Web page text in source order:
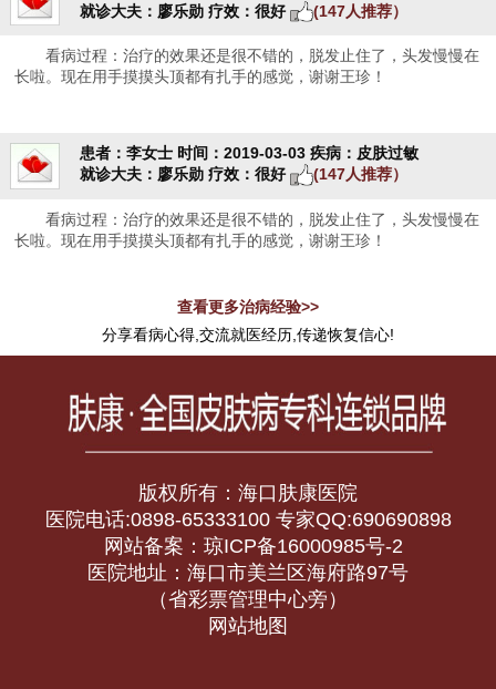
就诊大夫：廖乐勋 疗效：很好 (147人推荐）
看病过程：治疗的效果还是很不错的，脱发止住了，头发慢慢在
长啦。现在用手摸摸头顶都有扎手的感觉，谢谢王珍！
患者：李女士 时间：2019-03-03 疾病：皮肤过敏
就诊大夫：廖乐勋 疗效：很好 (147人推荐）
看病过程：治疗的效果还是很不错的，脱发止住了，头发慢慢在
长啦。现在用手摸摸头顶都有扎手的感觉，谢谢王珍！
查看更多治病经验>>
分享看病心得,交流就医经历,传递恢复信心!
版权所有：海口肤康医院
医院电话:0898-65333100 专家QQ:690690898
网站备案：琼ICP备16000985号-2
医院地址：海口市美兰区海府路97号
（省彩票管理中心旁）
网站地图